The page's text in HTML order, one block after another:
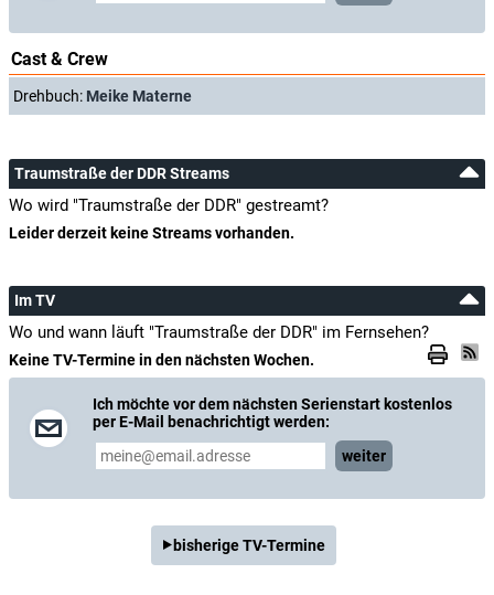
Cast & Crew
Drehbuch: Meike Materne
Traumstraße der DDR Streams
Wo wird "Traumstraße der DDR" gestreamt?
Leider derzeit keine Streams vorhanden.
Im TV
Wo und wann läuft "Traumstraße der DDR" im Fernsehen?
Keine TV-Termine in den nächsten Wochen.
Ich möchte vor dem nächsten Serienstart kostenlos
per E-Mail benachrichtigt werden:
weiter
bisherige TV-Termine